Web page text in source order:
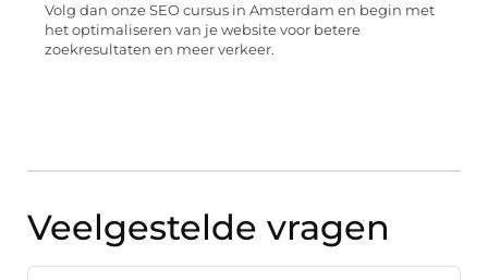
Volg dan onze SEO cursus in Amsterdam en begin met
het optimaliseren van je website voor betere
zoekresultaten en meer verkeer.
Veelgestelde vragen